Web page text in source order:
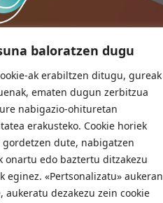
baloratzen dugu
ak erabiltzen ditugu, gureak
ematen dugun zerbitzua
nabigazio-ohituretan
erakusteko. Cookie horiek
dute, nabigatzen
onartu edo baztertu ditzakezu
eginez. «Pertsonalizatu» aukeran
aukeratu dezakezu zein cookie
46